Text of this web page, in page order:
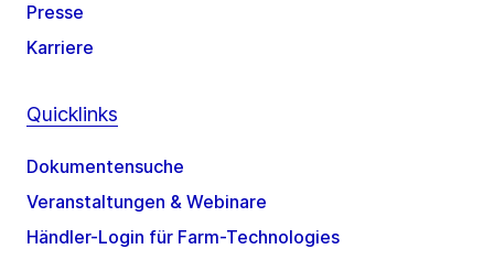
Presse
Karriere
Quicklinks
Dokumentensuche
Veranstaltungen & Webinare
Händler-Login für Farm-Technologies